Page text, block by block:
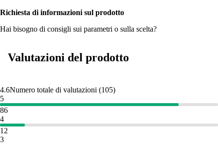
Richiesta di informazioni sul prodotto
Hai bisogno di consigli sui parametri o sulla scelta?
Valutazioni del prodotto
4.6Numero totale di valutazioni (105)
5
86
4
12
3